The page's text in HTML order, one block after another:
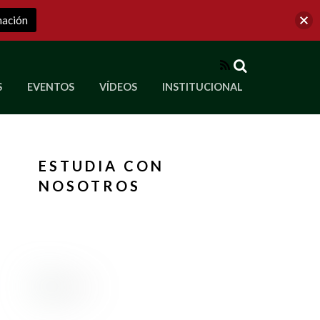
RSS
EVENTOS VÍDEOS INSTITUCIONAL
ESTUDIA CON
NOSOTROS